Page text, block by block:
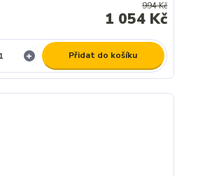
994 Kč
1 054 Kč
Přidat do košíku